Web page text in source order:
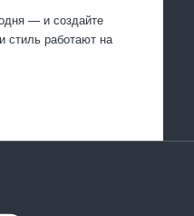
— и создайте
стиль работают на